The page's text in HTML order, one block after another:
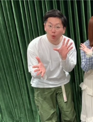
お知らせ
イベント・グッズ
YouTube
会社情報